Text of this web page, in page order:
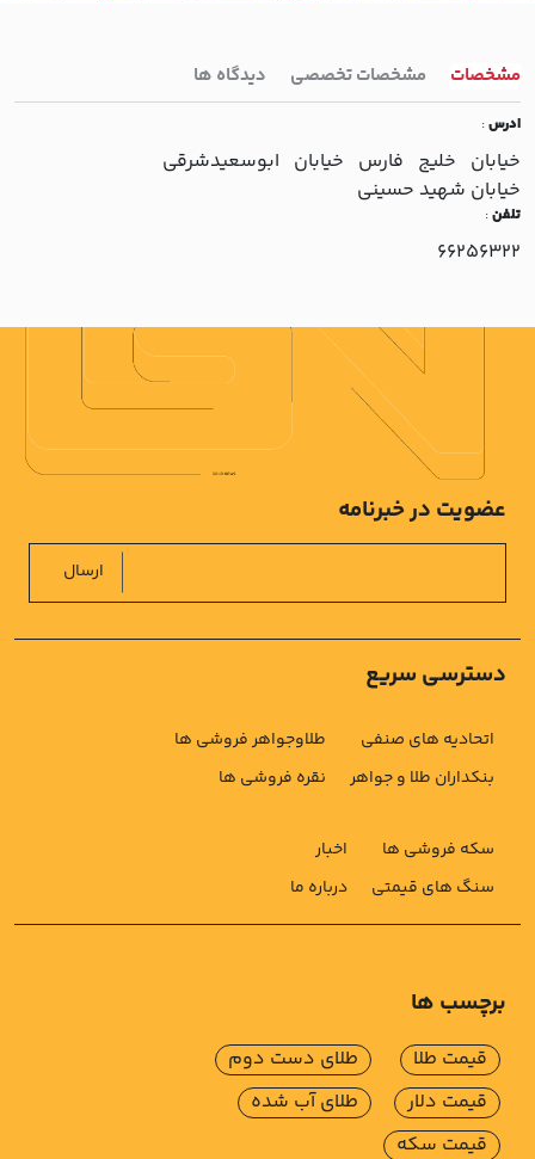
مشخصات مشخصات تخصصی دیدگاه ها
ادرس:
خيابان خليج فارس خيابان ابوسعيدشرقي
خيابان شهيد حسيني
تلفن:
66256322
دسترسی سریع
اتحادیه های صنفی
بنکداران طلا و جواهر
طلاوجواهر فروشی ها
نقره فروشی ها
سکه فروشی ها
سنگ های قیمتی
اخبار
درباره ما
عضویت در خبرنامه
ارسال
برچسب ها
قیمت طلا
قیمت دلار
قیمت سکه
طلای دست دوم
طلای آب شده